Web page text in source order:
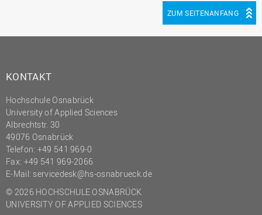
ZUM SEITENANFANG
KONTAKT
Hochschule Osnabrück
University of Applied Sciences
Albrechtstr. 30
49076 Osnabrück
Telefon: +49 541 969-0
Fax: +49 541 969-2066
E-Mail: servicedesk@hs-osnabrueck.de
© 2026 HOCHSCHULE OSNABRÜCK
UNIVERSITY OF APPLIED SCIENCES